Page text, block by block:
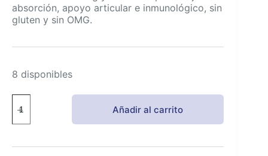
absorción, apoyo articular e inmunológico, sin
gluten y sin OMG.
8 disponibles
Cúrcuma
Curcumina
con
Añadir al carrito